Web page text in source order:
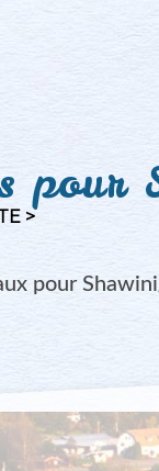
pour
>
pour